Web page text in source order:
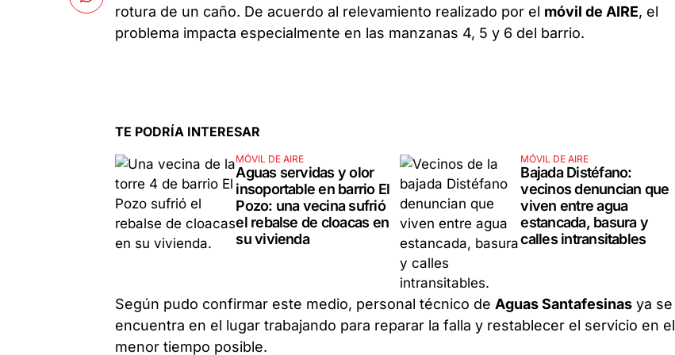
rotura de un caño. De acuerdo al relevamiento realizado por el móvil de AIRE, el
problema impacta especialmente en las manzanas 4, 5 y 6 del barrio.
TE PODRÍA INTERESAR
MÓVIL DE AIRE
Aguas servidas y olor
insoportable en barrio El
Pozo: una vecina sufrió
el rebalse de cloacas en
su vivienda
MÓVIL DE AIRE
Bajada Distéfano:
vecinos denuncian que
viven entre agua
estancada, basura y
calles intransitables
Según pudo confirmar este medio, personal técnico de Aguas Santafesinas ya se
encuentra en el lugar trabajando para reparar la falla y restablecer el servicio en el
menor tiempo posible.